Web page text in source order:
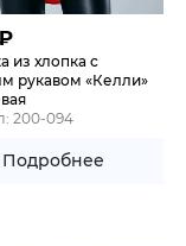
из хлопка с
рукавом «Келли»
200-094
Подробнее